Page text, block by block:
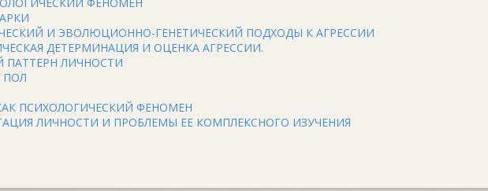
И ЭВОЛЮЦИОННО-ГЕНЕТИЧЕСКИЙ ПОДХОДЫ К АГРЕССИИ
ДЕТЕРМИНАЦИЯ И ОЦЕНКА АГРЕССИИ.
ПАТТЕРН ЛИЧНОСТИ
ПОЛ
ПСИХОЛОГИЧЕСКИЙ ФЕНОМЕН
ЛИЧНОСТИ И ПРОБЛЕМЫ ЕЕ КОМПЛЕКСНОГО ИЗУЧЕНИЯ